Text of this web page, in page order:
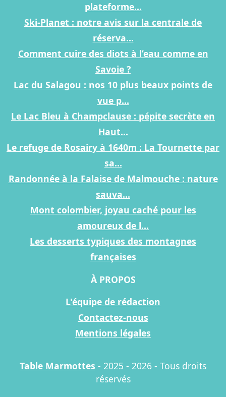
plateforme...
Ski-Planet : notre avis sur la centrale de
réserva...
Comment cuire des diots à l’eau comme en
Savoie ?
Lac du Salagou : nos 10 plus beaux points de
vue p...
Le Lac Bleu à Champclause : pépite secrète en
Haut...
Le refuge de Rosairy à 1640m : La Tournette par
sa...
Randonnée à la Falaise de Malmouche : nature
sauva...
Mont colombier, joyau caché pour les
amoureux de l...
Les desserts typiques des montagnes
françaises
À PROPOS
L'équipe de rédaction
Contactez-nous
Mentions légales
Table Marmottes - 2025 - 2026 - Tous droits
réservés